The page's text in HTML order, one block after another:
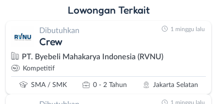
Lowongan Terkait
Dibutuhkan
Crew
PT. Byebeli Mahakarya Indonesia (RVNU)
Kompetitif
SMA / SMK 0 - 2 Tahun Jakarta Selatan
1 minggu lalu
1 minggu lalu